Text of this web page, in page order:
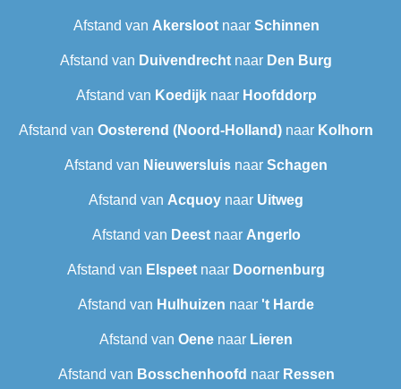
Afstand van Akerslootnaar Schinnen
Afstand van Duivendrecht naar Den Burg
Afstand van Koedijknaar Hoofddorp
Afstand van Oosterend (Noord-Holland) naar Kolhorn
Afstand van Nieuwersluis naar Schagen
Afstand van Acquoy naar Uitweg
Afstand van Deestnaar Angerlo
Afstand van Elspeet naar Doornenburg
Afstand van Hulhuizen naar 't Harde
Afstand van Oene naar Lieren
Afstand van Bosschenhoofd naar Ressen